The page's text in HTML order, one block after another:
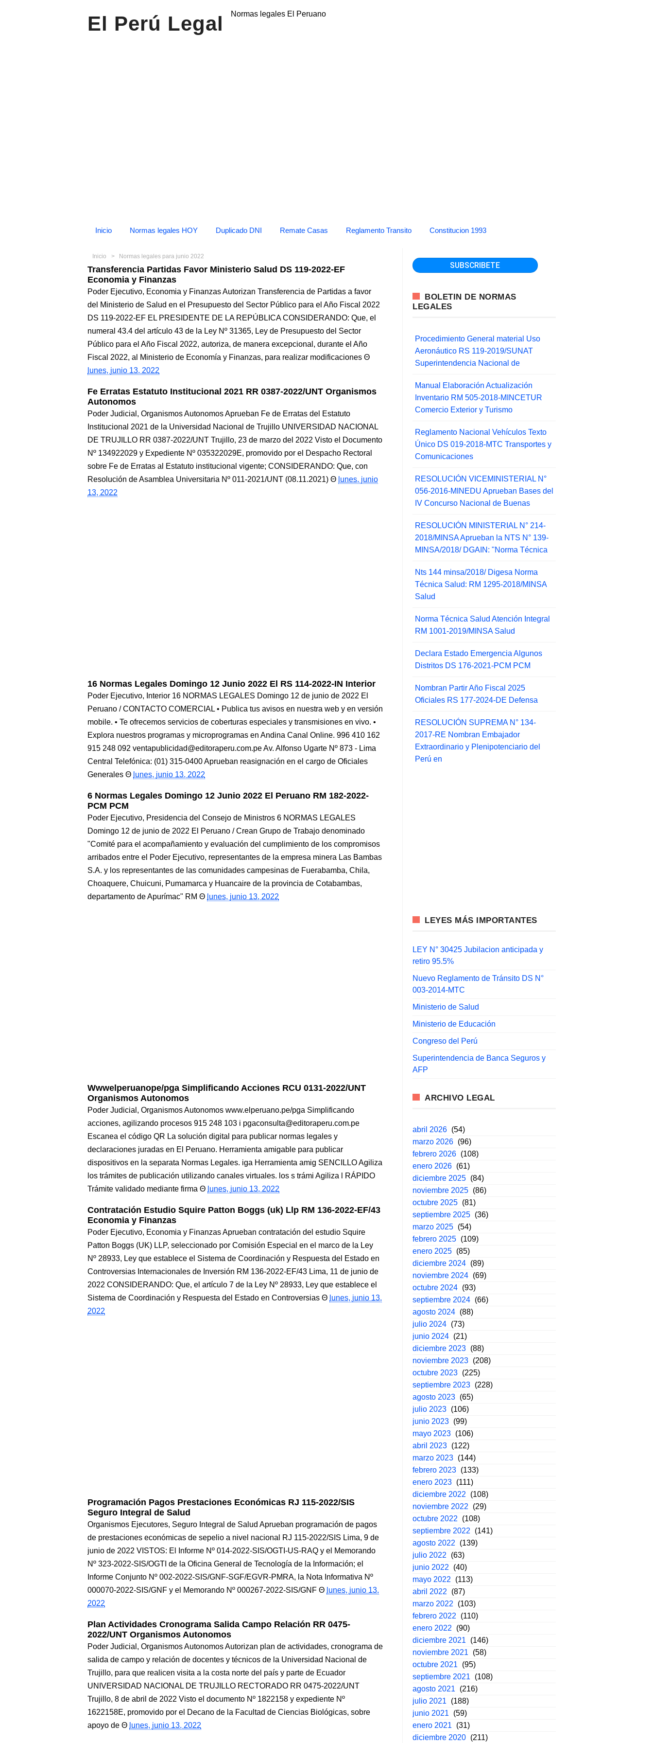
El Perú Legal Normas legales El Peruano
Inicio Normas legales HOY Duplicado DNI Remate Casas Reglamento Transito Constitucion 1993
Inicio Normas legales para junio 2022
Transferencia Partidas Favor Ministerio Salud DS 119-2022-EF
Economia y Finanzas
Poder Ejecutivo, Economia y Finanzas Autorizan Transferencia de Partidas a favor
del Ministerio de Salud en el Presupuesto del Sector Público para el Año Fiscal 2022
DS 119-2022-EF EL PRESIDENTE DE LA REPÚBLICA CONSIDERANDO: Que, el
numeral 43.4 del artículo 43 de la Ley Nº 31365, Ley de Presupuesto del Sector
Público para el Año Fiscal 2022, autoriza, de manera excepcional, durante el Año
Fiscal 2022, al Ministerio de Economía y Finanzas, para realizar modificaciones
lunes, junio 13, 2022
Fe Erratas Estatuto Institucional 2021 RR 0387-2022/UNT Organismos
Autonomos
Poder Judicial, Organismos Autonomos Aprueban Fe de Erratas del Estatuto
Institucional 2021 de la Universidad Nacional de Trujillo UNIVERSIDAD NACIONAL
DE TRUJILLO RR 0387-2022/UNT Trujillo, 23 de marzo del 2022 Visto el Documento
Nº 134922029 y Expediente Nº 035322029E, promovido por el Despacho Rectoral
sobre Fe de Erratas al Estatuto institucional vigente; CONSIDERANDO: Que, con
Resolución de Asamblea Universitaria Nº 011-2021/UNT (08.11.2021)
lunes, junio
13, 2022
16 Normas Legales Domingo 12 Junio 2022 El RS 114-2022-IN Interior
Poder Ejecutivo, Interior 16 NORMAS LEGALES Domingo 12 de junio de 2022 El
Peruano / CONTACTO COMERCIAL • Publica tus avisos en nuestra web y en versión
mobile. • Te ofrecemos servicios de coberturas especiales y transmisiones en vivo. •
Explora nuestros programas y microprogramas en Andina Canal Online. 996 410 162
915 248 092 ventapublicidad@editoraperu.com.pe Av. Alfonso Ugarte Nº 873 - Lima
Central Telefónica: (01) 315-0400 Aprueban reasignación en el cargo de Oficiales
Generales
lunes, junio 13, 2022
6 Normas Legales Domingo 12 Junio 2022 El Peruano RM 182-2022-
PCM PCM
Poder Ejecutivo, Presidencia del Consejo de Ministros 6 NORMAS LEGALES
Domingo 12 de junio de 2022 El Peruano / Crean Grupo de Trabajo denominado
"Comité para el acompañamiento y evaluación del cumplimiento de los compromisos
arribados entre el Poder Ejecutivo, representantes de la empresa minera Las Bambas
S.A. y los representantes de las comunidades campesinas de Fuerabamba, Chila,
Choaquere, Chuicuni, Pumamarca y Huancaire de la provincia de Cotabambas,
departamento de Apurímac" RM
lunes, junio 13, 2022
Wwwelperuanope/pga Simplificando Acciones RCU 0131-2022/UNT
Organismos Autonomos
Poder Judicial, Organismos Autonomos www.elperuano.pe/pga Simplificando
acciones, agilizando procesos 915 248 103 i pgaconsulta@editoraperu.com.pe
Escanea el código QR La solución digital para publicar normas legales y
declaraciones juradas en El Peruano. Herramienta amigable para publicar
dispositivos en la separata Normas Legales. iga Herramienta amig SENCILLO Agiliza
los trámites de publicación utilizando canales virtuales. los s trámi Agiliza l RÁPIDO
Trámite validado mediante firma
lunes, junio 13, 2022
Contratación Estudio Squire Patton Boggs (uk) Llp RM 136-2022-EF/43
Economia y Finanzas
Poder Ejecutivo, Economia y Finanzas Aprueban contratación del estudio Squire
Patton Boggs (UK) LLP, seleccionado por Comisión Especial en el marco de la Ley
Nº 28933, Ley que establece el Sistema de Coordinación y Respuesta del Estado en
Controversias Internacionales de Inversión RM 136-2022-EF/43 Lima, 11 de junio de
2022 CONSIDERANDO: Que, el artículo 7 de la Ley Nº 28933, Ley que establece el
Sistema de Coordinación y Respuesta del Estado en Controversias
lunes, junio 13,
2022
Programación Pagos Prestaciones Económicas RJ 115-2022/SIS
Seguro Integral de Salud
Organismos Ejecutores, Seguro Integral de Salud Aprueban programación de pagos
de prestaciones económicas de sepelio a nivel nacional RJ 115-2022/SIS Lima, 9 de
junio de 2022 VISTOS: El Informe Nº 014-2022-SIS/OGTI-US-RAQ y el Memorando
Nº 323-2022-SIS/OGTI de la Oficina General de Tecnología de la Información; el
Informe Conjunto Nº 002-2022-SIS/GNF-SGF/EGVR-PMRA, la Nota Informativa Nº
000070-2022-SIS/GNF y el Memorando Nº 000267-2022-SIS/GNF
lunes, junio 13,
2022
Plan Actividades Cronograma Salida Campo Relación RR 0475-
2022/UNT Organismos Autonomos
Poder Judicial, Organismos Autonomos Autorizan plan de actividades, cronograma de
salida de campo y relación de docentes y técnicos de la Universidad Nacional de
Trujillo, para que realicen visita a la costa norte del país y parte de Ecuador
UNIVERSIDAD NACIONAL DE TRUJILLO RECTORADO RR 0475-2022/UNT
Trujillo, 8 de abril de 2022 Visto el documento Nº 1822158 y expediente Nº
1622158E, promovido por el Decano de la Facultad de Ciencias Biológicas, sobre
apoyo de
lunes, junio 13, 2022
BOLETIN DE NORMAS
LEGALES
Procedimiento General material Uso
Aeronáutico RS 119-2019/SUNAT
Superintendencia Nacional de
Manual Elaboración Actualización
Inventario RM 505-2018-MINCETUR
Comercio Exterior y Turismo
Reglamento Nacional Vehículos Texto
Único DS 019-2018-MTC Transportes y
Comunicaciones
RESOLUCIÓN VICEMINISTERIAL N°
056-2016-MINEDU Aprueban Bases del
IV Concurso Nacional de Buenas
RESOLUCIÓN MINISTERIAL N° 214-
2018/MINSA Aprueban la NTS N° 139-
MINSA/2018/ DGAIN: "Norma Técnica
Nts 144 minsa/2018/ Digesa Norma
Técnica Salud: RM 1295-2018/MINSA
Salud
Norma Técnica Salud Atención Integral
RM 1001-2019/MINSA Salud
Declara Estado Emergencia Algunos
Distritos DS 176-2021-PCM PCM
Nombran Partir Año Fiscal 2025
Oficiales RS 177-2024-DE Defensa
RESOLUCIÓN SUPREMA N° 134-
2017-RE Nombran Embajador
Extraordinario y Plenipotenciario del
Perú en
LEYES MÁS IMPORTANTES
LEY N° 30425 Jubilacion anticipada y
retiro 95.5%
Nuevo Reglamento de Tránsito DS N°
003-2014-MTC
Ministerio de Salud
Ministerio de Educación
Congreso del Perú
Superintendencia de Banca Seguros y
AFP
ARCHIVO LEGAL
abril 2026 (54)
marzo 2026 (96)
febrero 2026 (108)
enero 2026 (61)
diciembre 2025 (84)
noviembre 2025 (86)
octubre 2025 (81)
septiembre 2025 (36)
marzo 2025 (54)
febrero 2025 (109)
enero 2025 (85)
diciembre 2024 (89)
noviembre 2024 (69)
octubre 2024 (93)
septiembre 2024 (66)
agosto 2024 (88)
julio 2024 (73)
junio 2024 (21)
diciembre 2023 (88)
noviembre 2023 (208)
octubre 2023 (225)
septiembre 2023 (228)
agosto 2023 (65)
julio 2023 (106)
junio 2023 (99)
mayo 2023 (106)
abril 2023 (122)
marzo 2023 (144)
febrero 2023 (133)
enero 2023 (111)
diciembre 2022
(108)
noviembre 2022
(29)
octubre 2022
(108)
septiembre 2022
(141)
agosto 2022
(139)
julio 2022
(63)
junio 2022
(40)
mayo 2022
(113)
abril 2022
(87)
marzo 2022
(103)
febrero 2022
(110)
enero 2022
(90)
diciembre 2021
(146)
noviembre 2021
(58)
octubre 2021
(95)
septiembre 2021
(108)
agosto 2021
(216)
julio 2021
(188)
junio 2021
(59)
enero 2021
(31)
diciembre 2020 (211)